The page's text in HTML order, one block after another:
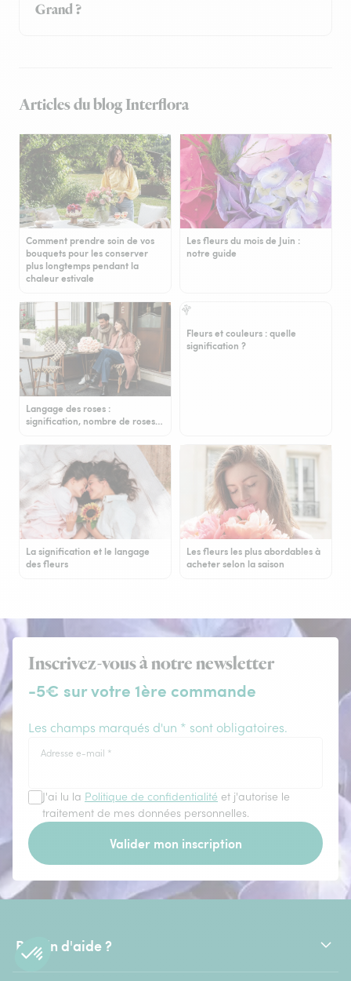
Grand ?
Articles du blog Interflora
Comment prendre soin de vos
bouquets pour les conserver
plus longtemps pendant la
chaleur estivale
Les fleurs du mois de Juin :
notre guide
Langage des roses :
signification, nombre de roses…
Fleurs et couleurs : quelle
signification ?
La signification et le langage
des fleurs
Les fleurs les plus abordables à
acheter selon la saison
Inscrivez-vous à notre newsletter
-5€ sur votre 1ère commande
Les champs marqués d'un * sont obligatoires.
Adresse e-mail *
J'ai lu la Politique de confidentialité et j'autorise le
traitement de mes données personnelles.
Valider mon inscription
Besoin d'aide ?